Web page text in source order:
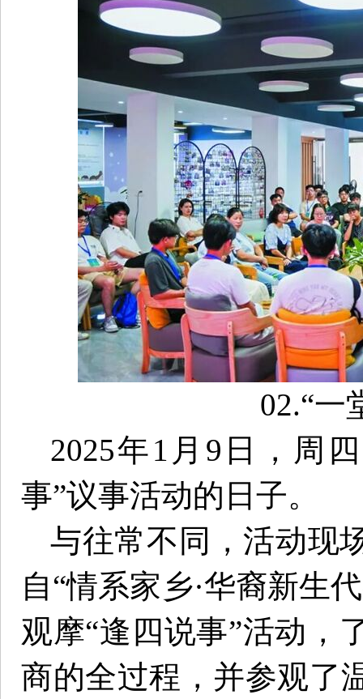
02.“一
2025年1月9日，周
事”议事活动的日子。
与往常不同，活动
自“情系家乡·华裔新生
观摩“逢四说事”活动，
商的全过程，并参观了